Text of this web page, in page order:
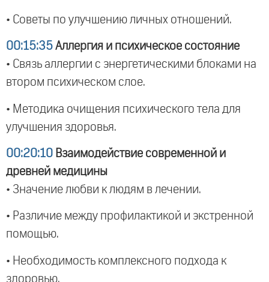
• Советы по улучшению личных отношений.
00:15:35 Аллергия и психическое состояние
• Связь аллергии с энергетическими блоками на
втором психическом слое.
• Методика очищения психического тела для
улучшения здоровья.
00:20:10 Взаимодействие современной и
древней медицины
• Значение любви к людям в лечении.
• Различие между профилактикой и экстренной
помощью.
• Необходимость комплексного подхода к
здоровью.